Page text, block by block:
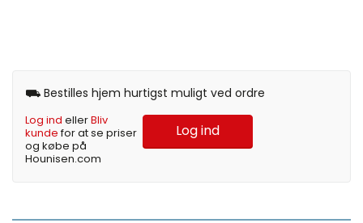
⛟ Bestilles hjem hurtigst muligt ved ordre
Log ind ellerBliv
kundefor at se priser
og købe på
Hounisen.com
Log ind